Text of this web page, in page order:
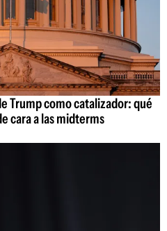
Trump como catalizador: qué
cara a las midterms